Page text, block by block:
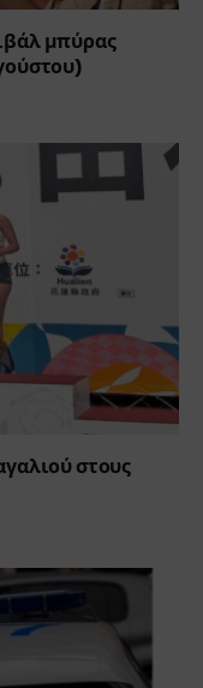
μπύρας
στους